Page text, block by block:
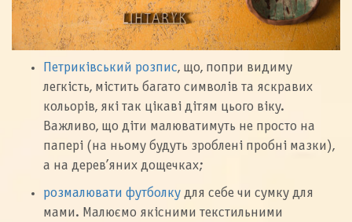
Петриківський розпис, що, попри видиму
легкість, містить багато символів та яскравих
кольорів, які так цікаві дітям цього віку.
Важливо, що діти малюватимуть не просто на
папері (на ньому будуть зроблені пробні мазки),
а на дерев’яних дощечках;
розмалювати футболку для себе чи сумку для
мами. Малюємо якісними текстильними